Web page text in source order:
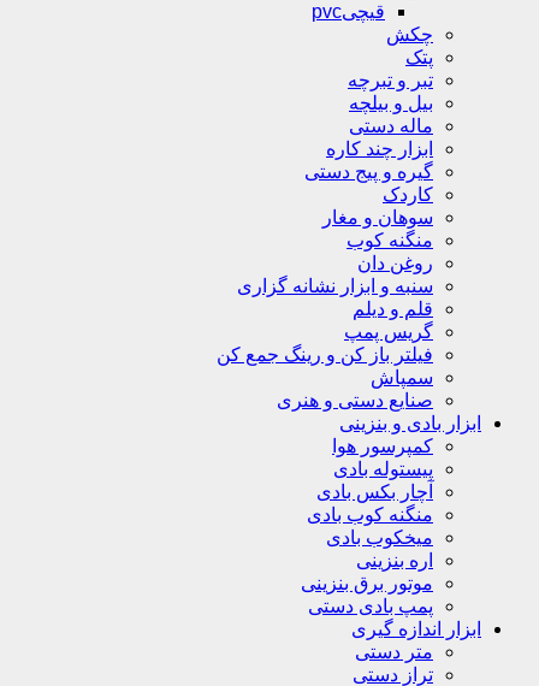
قیچیpvc
چکش
پتک
تبر و تبرچه
بیل و بیلچه
ماله دستی
ابزار چند کاره
گیره و پیج دستی
کاردک
سوهان و مغار
منگنه کوب
روغن دان
سنبه و ابزار نشانه گزاری
قلم و دیلم
گریس پمپ
فیلتر باز کن و رینگ جمع کن
سمپاش
صنایع دستی و هنری
ابزار بادی و بنزینی
کمپرسور هوا
پیستوله بادی
آچار بکس بادی
منگنه کوب بادی
میخکوب بادی
اره بنزینی
موتور برق بنزینی
پمپ بادی دستی
ابزار اندازه گیری
متر دستی
تراز دستی